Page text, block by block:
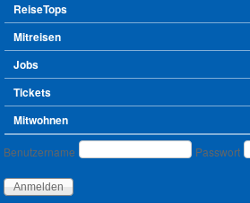
ReiseTops
Mitreisen
Jobs
Tickets
Mitwohnen
Benutzeranmeldung
Benutzername Passwort